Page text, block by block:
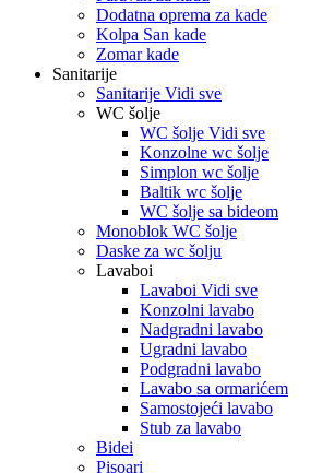
Dodatna oprema za kade
Kolpa San kade
Zomar kade
Sanitarije
Sanitarije Vidi sve
WC šolje
WC šolje Vidi sve
Konzolne wc šolje
Simplon wc šolje
Baltik wc šolje
WC šolje sa bideom
Monoblok WC šolje
Daske za wc šolju
Lavaboi
Lavaboi Vidi sve
Konzolni lavabo
Nadgradni lavabo
Ugradni lavabo
Podgradni lavabo
Lavabo sa ormarićem
Samostojeći lavabo
Stub za lavabo
Bidei
Pisoari